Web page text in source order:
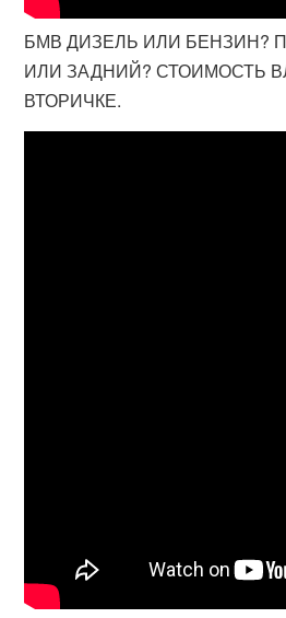
БМВ ДИЗЕЛЬ ИЛИ БЕНЗИН?
ИЛИ ЗАДНИЙ? СТОИМОСТЬ
ВТОРИЧКЕ.